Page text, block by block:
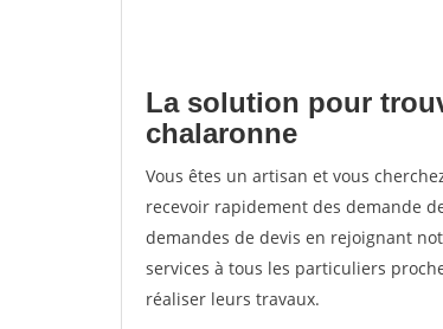
La solution pour
chalaronne
Vous êtes un artisan et vous
recevoir rapidement des demande
demandes de devis en rejoignant
services à tous les particuliers
réaliser leurs travaux.